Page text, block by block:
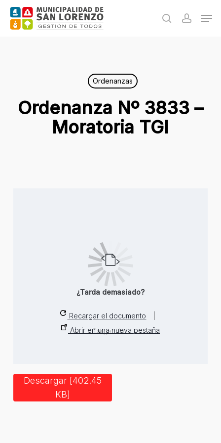
Skip
search
Ordenanzas
Ordenanza Nº 3833 –
Moratoria TGI
Cargando...
¿Tarda demasiado?
Recargar el documento
Abrir en una nueva pestaña
Descargar [402.45
KB]